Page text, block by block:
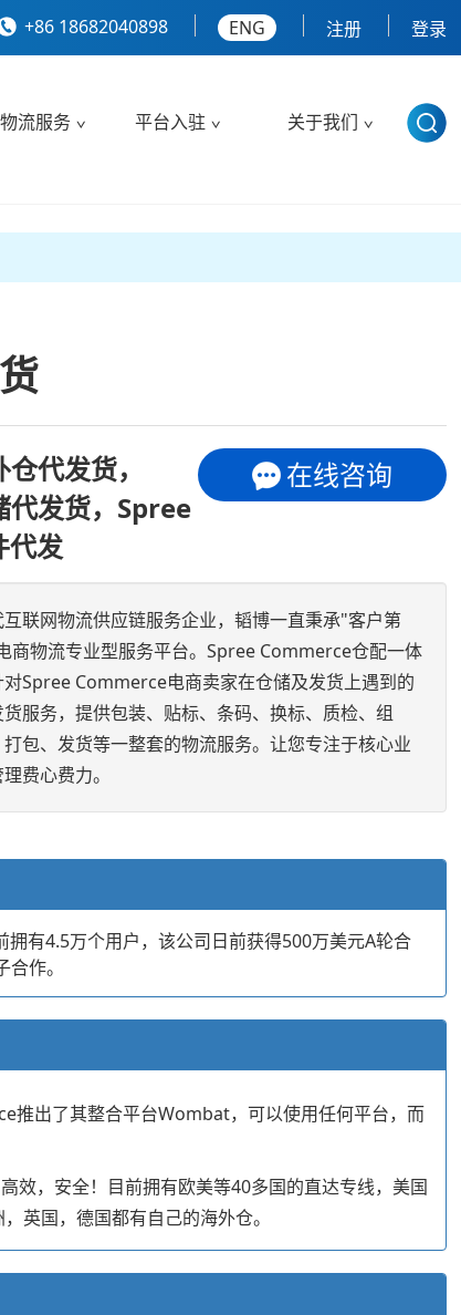
+86 18682040898 ENG 注册 登录
流服务 平台入驻 关于我们
在线咨询
代发货，
发货，Spree
代发
联网物流供应链服务企业，韬博一直秉承"客户第
商物流专业型服务平台。Spree Commerce仓配一体
Spree Commerce电商卖家在仓储及发货上遇到的
服务，提供包装、贴标、条码、换标、质检、组
包、发货等一整套的物流服务。让您专注于核心业
费心费力。
有4.5万个用户，该公司日前获得500万美元A轮合
作。
推出了其整合平台Wombat，可以使用任何平台，而
效，安全！目前拥有欧美等40多国的直达专线，美国
英国，德国都有自己的海外仓。